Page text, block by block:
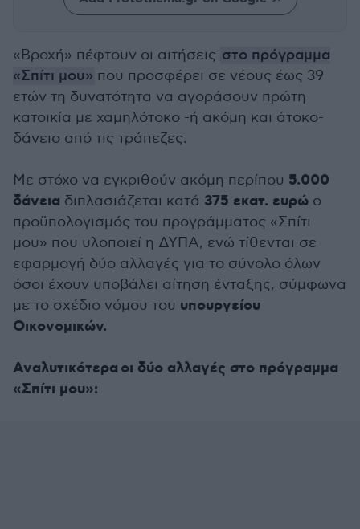
«Βροχή» πέφτουν οι αιτήσεις στο πρόγραμμα
«Σπίτι μου» που προσφέρει σε νέους έως 39
ετών τη δυνατότητα να αγοράσουν πρώτη
κατοικία με χαμηλότοκο -ή ακόμη και άτοκο-
δάνειο από τις τράπεζες.
Με στόχο να εγκριθούν ακόμη περίπου 5.000
δάνεια διπλασιάζεται κατά 375 εκατ. ευρώ ο
προϋπολογισμός του προγράμματος «Σπίτι
μου» που υλοποιεί η ΔΥΠΑ, ενώ τίθενται σε
εφαρμογή δύο αλλαγές για το σύνολο όλων
όσοι έχουν υποβάλει αίτηση ένταξης, σύμφωνα
με το σχέδιο νόμου του υπουργείου
Οικονομικών.
Αναλυτικότερα οι δύο αλλαγές στο πρόγραμμα
«Σπίτι μου»: